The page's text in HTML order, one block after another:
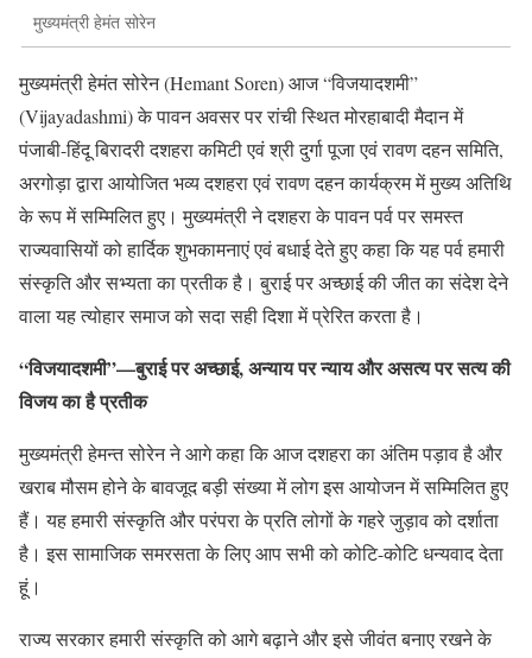
मुख्यमंत्री हेमंत सोरेन
मुख्यमंत्री हेमंत सोरेन (Hemant Soren) आज “विजयादशमी”
(Vijayadashmi) के पावन अवसर पर रांची स्थित मोरहाबादी मैदान में
पंजाबी-हिंदू बिरादरी दशहरा कमिटी एवं श्री दुर्गा पूजा एवं रावण दहन समिति,
अरगोड़ा द्वारा आयोजित भव्य दशहरा एवं रावण दहन कार्यक्रम में मुख्य अतिथि
के रूप में सम्मिलित हुए। मुख्यमंत्री ने दशहरा के पावन पर्व पर समस्त
राज्यवासियों को हार्दिक शुभकामनाएं एवं बधाई देते हुए कहा कि यह पर्व हमारी
संस्कृति और सभ्यता का प्रतीक है। बुराई पर अच्छाई की जीत का संदेश देने
वाला यह त्योहार समाज को सदा सही दिशा में प्रेरित करता है।
“विजयादशमी”—बुराई पर अच्छाई, अन्याय पर न्याय और असत्य पर सत्य की
विजय का है प्रतीक
मुख्यमंत्री हेमन्त सोरेन ने आगे कहा कि आज दशहरा का अंतिम पड़ाव है और
खराब मौसम होने के बावजूद बड़ी संख्या में लोग इस आयोजन में सम्मिलित हुए
हैं। यह हमारी संस्कृति और परंपरा के प्रति लोगों के गहरे जुड़ाव को दर्शाता
है। इस सामाजिक समरसता के लिए आप सभी को कोटि-कोटि धन्यवाद देता
हूं।
राज्य सरकार हमारी संस्कृति को आगे बढ़ाने और इसे जीवंत बनाए रखने के